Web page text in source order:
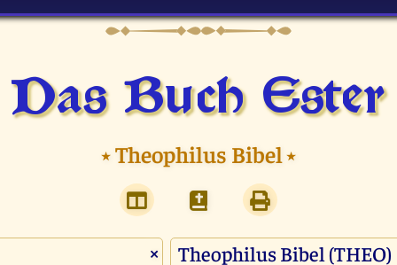
Das Buch Ester
⭑Theophilus Bibel⭑
×